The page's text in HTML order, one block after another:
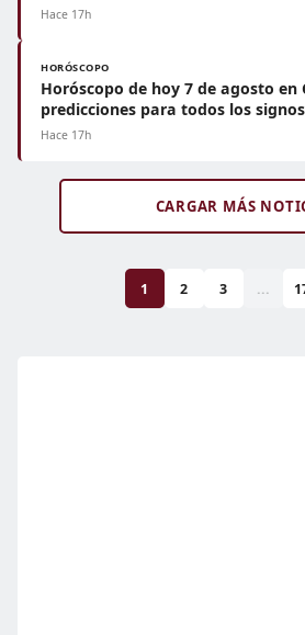
Hace 17h
HORÓSCOPO
Horóscopo de hoy 7 de agosto en
predicciones para todos los signos
Hace 17h
CARGAR MÁS
1 2 3 ...